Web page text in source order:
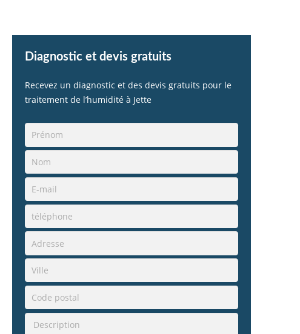
Diagnostic et devis gratuits
Recevez un diagnostic et des devis gratuits pour le
traitement de l’humidité à Jette